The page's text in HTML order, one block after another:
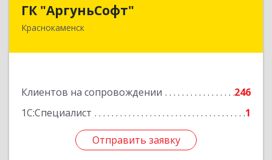
ГК "АргуньСофт"
Краснокаменск
Клиентов на сопровождении
246
1С:Специалист
1
Отправить заявку
674673, Забайкальский край, Краснокаменский
Подробнее
Отправить заявку